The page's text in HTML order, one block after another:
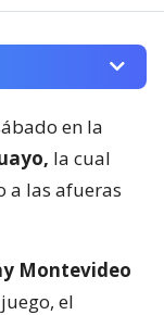
en la
la cual
a las afueras
Montevideo
el